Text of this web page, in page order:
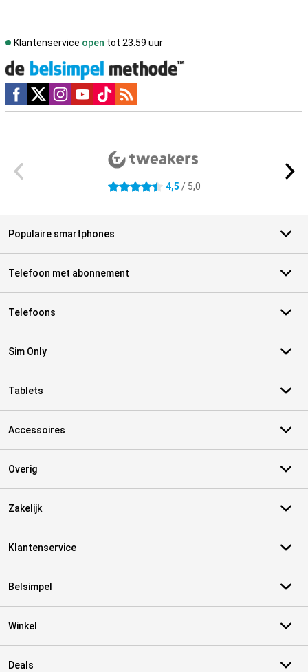
Klantenservice open tot 23.59 uur
Social media
4.5 sterren 4,5 / 5,0
Populaire smartphones
Telefoon met abonnement
Telefoons
Sim Only
Tablets
Accessoires
Overig
Zakelijk
Klantenservice
Belsimpel
Winkel
Deals